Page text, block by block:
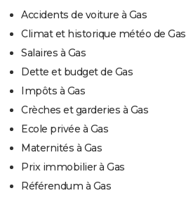
Accidents de voiture à Gas
Climat et historique météo de Gas
Salaires à Gas
Dette et budget de Gas
Impôts à Gas
Crèches et garderies à Gas
Ecole privée à Gas
Maternités à Gas
Prix immobilier à Gas
Référendum à Gas